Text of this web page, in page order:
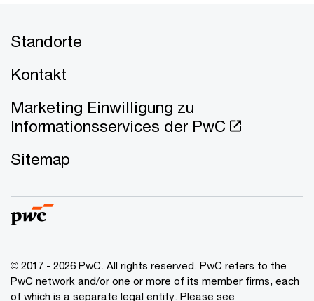
Standorte
Kontakt
Marketing Einwilligung zu
Informationsservices der PwC
Sitemap
© 2017 - 2026 PwC. All rights reserved. PwC refers to the
PwC network and/or one or more of its member firms, each
of which is a separate legal entity. Please see